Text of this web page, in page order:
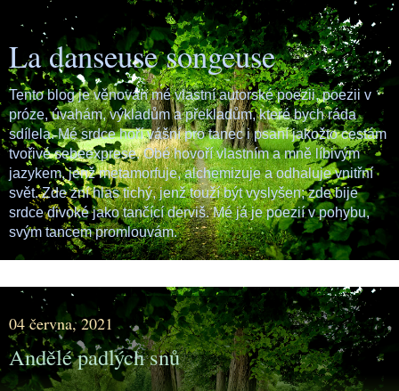
La danseuse songeuse
Tento blog je věnován mé vlastní autorské poezii, poezii v
próze, úvahám, výkladům a překladům, které bych ráda
sdílela. Mé srdce hoří vášní pro tanec i psaní jakožto cestám
tvořivé sebeexprese. Obé hovoří vlastním a mně líbivým
jazykem, jenž metamorfuje, alchemizuje a odhaluje vnitřní
svět. Zde zní hlas tichý, jenž touží být vyslyšen; zde bije
srdce divoké jako tančící derviš. Mé já je poezií v pohybu,
svým tancem promlouvám.
04 června, 2021
Andělé padlých snů